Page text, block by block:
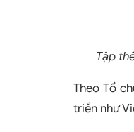
Tập
Theo Tổ
triển như